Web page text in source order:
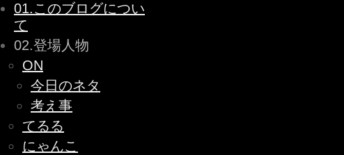
01.このブログについ
て
02.登場人物
ON
今日のネタ
考え事
てるる
にゃんこ